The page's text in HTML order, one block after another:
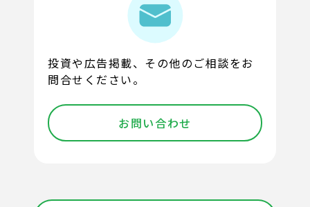
投資や広告掲載、その他のご相談をお
問合せください。
お問い合わせ